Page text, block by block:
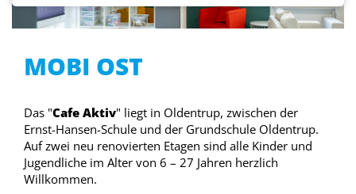
MOBI OST
Das "Cafe Aktiv" liegt in Oldentrup, zwischen der
Ernst-Hansen-Schule und der Grundschule Oldentrup.
Auf zwei neu renovierten Etagen sind alle Kinder und
Jugendliche im Alter von 6 – 27 Jahren herzlich
Willkommen.